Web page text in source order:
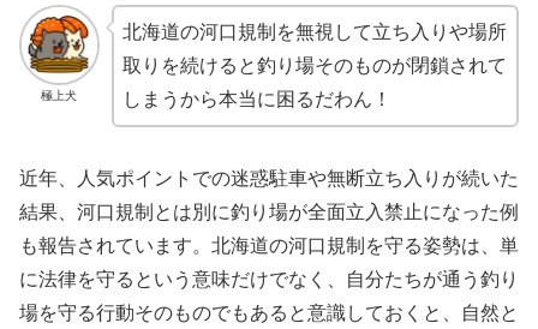
極上犬
北海道の河口規制を無視して立ち入りや場所
取りを続けると釣り場そのものが閉鎖されて
しまうから本当に困るだわん！
近年、人気ポイントでの迷惑駐車や無断立ち入りが続いた
結果、河口規制とは別に釣り場が全面立入禁止になった例
も報告されています。北海道の河口規制を守る姿勢は、単
に法律を守るという意味だけでなく、自分たちが通う釣り
場を守る行動そのものでもあると意識しておくと、自然と